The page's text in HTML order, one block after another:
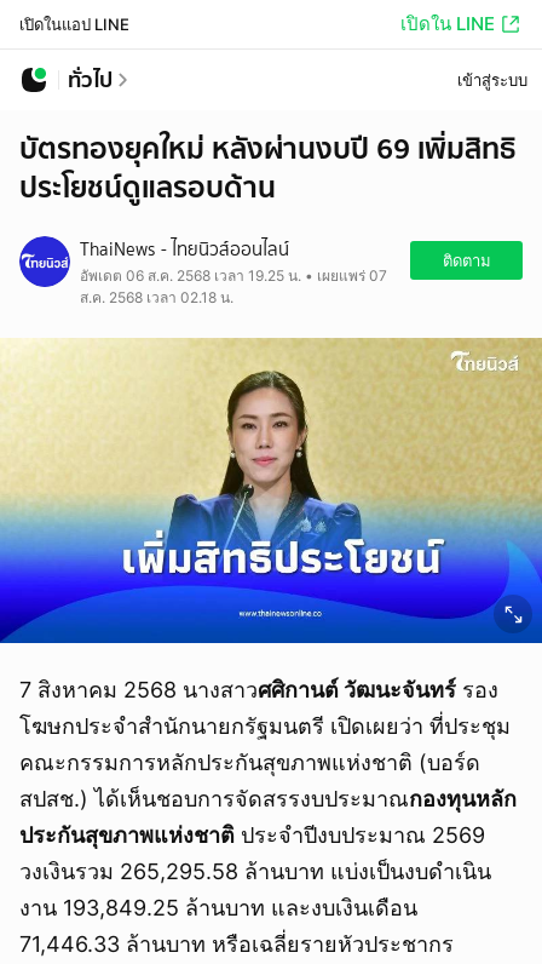
เปิดในแอป LINE เปิดใน LINE
ทั่วไป เข้าสู่ระบบ
บัตรทองยุคใหม่ หลังผ่านงบปี 69 เพิ่มสิทธิ
ประโยชน์ดูแลรอบด้าน
ThaiNews - ไทยนิวส์ออนไลน์
อัพเดต 06 ส.ค. 2568 เวลา 19.25 น. • เผยแพร่ 07
ส.ค. 2568 เวลา 02.18 น.
ติดตาม
7 สิงหาคม 2568 นางสาวศศิกานต์ วัฒนะจันทร์ รอง
โฆษกประจำสำนักนายกรัฐมนตรี เปิดเผยว่า ที่ประชุม
คณะกรรมการหลักประกันสุขภาพแห่งชาติ (บอร์ด
สปสช.) ได้เห็นชอบการจัดสรรงบประมาณกองทุนหลัก
ประกันสุขภาพแห่งชาติ ประจำปีงบประมาณ 2569
วงเงินรวม 265,295.58 ล้านบาท แบ่งเป็นงบดำเนิน
งาน 193,849.25 ล้านบาท และงบเงินเดือน
71,446.33 ล้านบาท หรือเฉลี่ยรายหัวประชากร